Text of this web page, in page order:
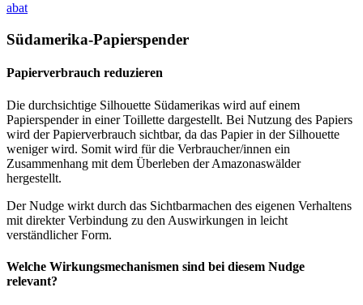
abat
Südamerika-Papierspender
Papierverbrauch reduzieren
Die durchsichtige Silhouette Südamerikas wird auf einem
Papierspender in einer Toillette dargestellt. Bei Nutzung des Papiers
wird der Papierverbrauch sichtbar, da das Papier in der Silhouette
weniger wird. Somit wird für die Verbraucher/innen ein
Zusammenhang mit dem Überleben der Amazonaswälder
hergestellt.
Der Nudge wirkt durch das Sichtbarmachen des eigenen Verhaltens
mit direkter Verbindung zu den Auswirkungen in leicht
verständlicher Form.
Welche Wirkungsmechanismen sind bei diesem Nudge
relevant?